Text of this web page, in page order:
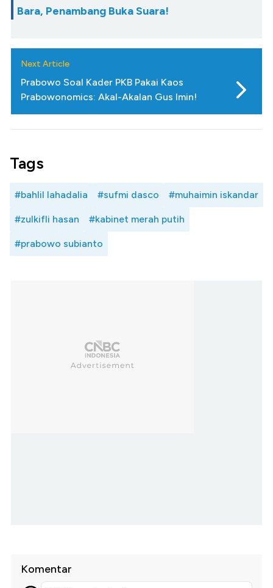
Bara, Penambang Buka Suara!
Next Article
Prabowo Soal Kader PKB Pakai Kaos
Prabowonomics: Akal-Akalan Gus Imin!
Tags
#bahlil lahadalia #sufmi dasco #muhaimin iskandar
#zulkifli hasan #kabinet merah putih
#prabowo subianto
Komentar